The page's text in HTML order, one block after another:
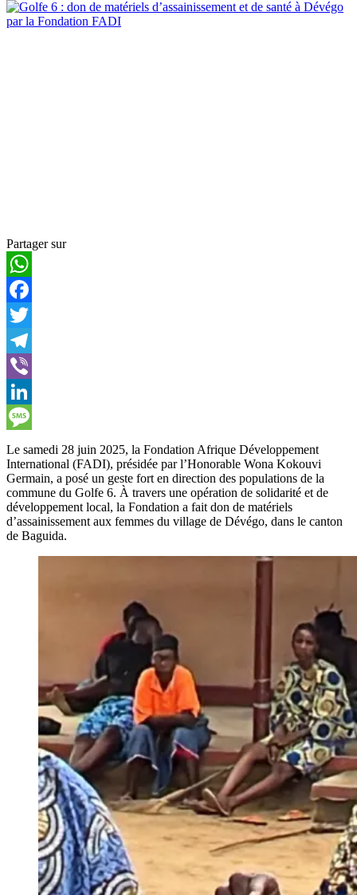
Partager sur
WhatsApp
Facebook
Twitter
Telegram
Viber
LinkedIn
Message
Le samedi 28 juin 2025, la Fondation Afrique Développement
International (FADI), présidée par l’Honorable Wona Kokouvi
Germain, a posé un geste fort en direction des populations de la
commune du Golfe 6. À travers une opération de solidarité et de
développement local, la Fondation a fait don de matériels
d’assainissement aux femmes du village de Dévégo, dans le canton
de Baguida.